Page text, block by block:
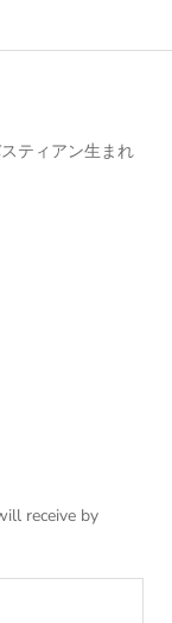
ティアン生まれ
receive by